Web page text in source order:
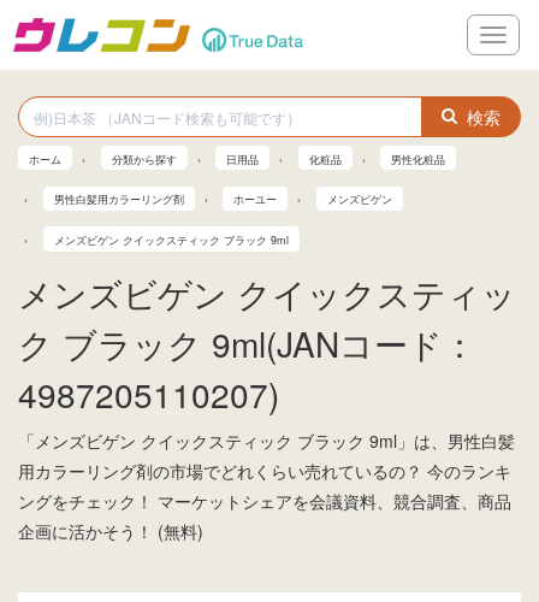
メ
ニ
ー
検索
ホーム 分類から探す 日用品 化粧品 男性化粧品
男性白髪用カラーリング剤 ホーユー メンズビゲン
メンズビゲン クイックスティック ブラック 9ml
メンズビゲン クイックスティッ
ク ブラック 9ml(JANコード：
4987205110207)
「メンズビゲン クイックスティック ブラック 9ml」は、男性白髪
用カラーリング剤の市場でどれくらい売れているの？ 今のランキ
ングをチェック！ マーケットシェアを会議資料、競合調査、商品
企画に活かそう！ (無料)